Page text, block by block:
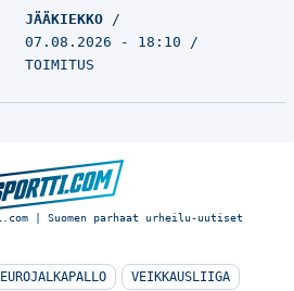
JÄÄKIEKKO
07.08.2026 - 18:10
TOIMITUS
| Suomen parhaat urheilu-uutiset
EUROJALKAPALLO VEIKKAUSLIIGA